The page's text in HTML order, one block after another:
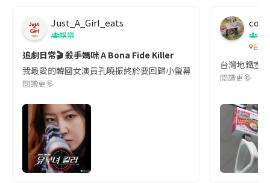
Just_A_Girl_eats
娛樂
追劇日常🎬 殺手媽咪 A Bona Fide Killer
我最愛的韓國女演員孔曉振終於要回歸小螢幕啦!這次的劇本改編
閱讀更多
co
吹
台灣
台灣地鐵宣
閱讀更多